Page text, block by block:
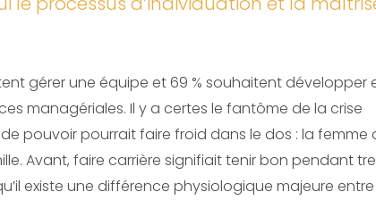
gérer une équipe et 69 % souhaitent développer
managériales. Il y a certes le fantôme de la crise
pouvoir pourrait faire froid dans le dos : la femme
Avant, faire carrière signifiait tenir bon pendant
existe une différence physiologique majeure entre